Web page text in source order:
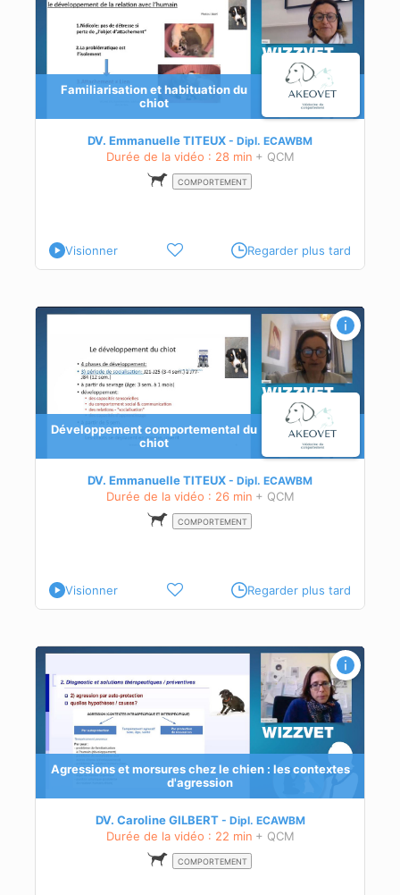
Familiarisation et habituation du
chiot
DV. Emmanuelle TITEUX Dipl. ECAWBM
Durée de la vidéo : 28 min + QCM
COMPORTEMENT
Visionner Regarder plus tard
Développement comportemental du
chiot
DV. Emmanuelle TITEUX Dipl. ECAWBM
Durée de la vidéo : 26 min + QCM
COMPORTEMENT
Visionner Regarder plus tard
Agressions et morsures chez le chien : les contextes
d'agression
DV. Caroline GILBERT Dipl. ECAWBM
Durée de la vidéo : 22 min + QCM
COMPORTEMENT